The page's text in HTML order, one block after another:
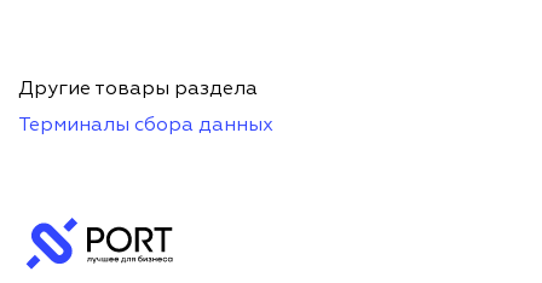
Другие товары раздела
Терминалы сбора данных